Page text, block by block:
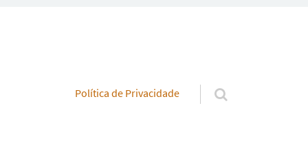
Pular para o conteúdo
Política de Privacidade